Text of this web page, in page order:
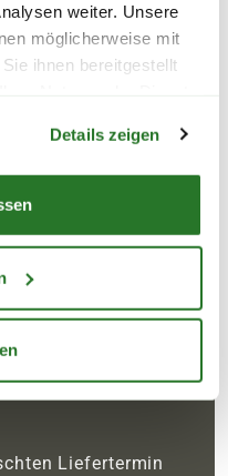
weiter. Unsere
möglicherweise mit
ihnen bereitgestellt
Details zeigen
mit
und versenden.
Schritte:
aus.
ein kleines
Liefertermin